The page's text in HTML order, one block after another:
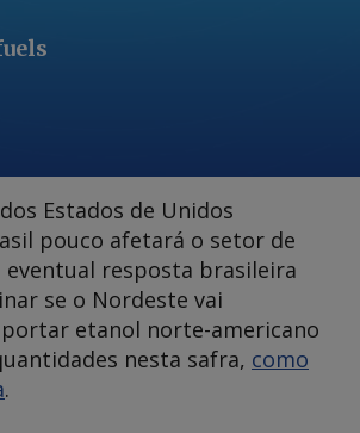
Estados de Unidos
pouco afetará o setor de
eventual resposta brasileira
se o Nordeste vai
etanol norte-americano
nesta safra, como
.